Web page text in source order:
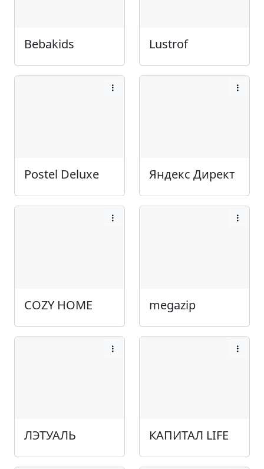
Bebakids Lustrof
Postel Deluxe Яндекс Директ
COZY HOME megazip
ЛЭТУАЛЬ КАПИТАЛ LIFE